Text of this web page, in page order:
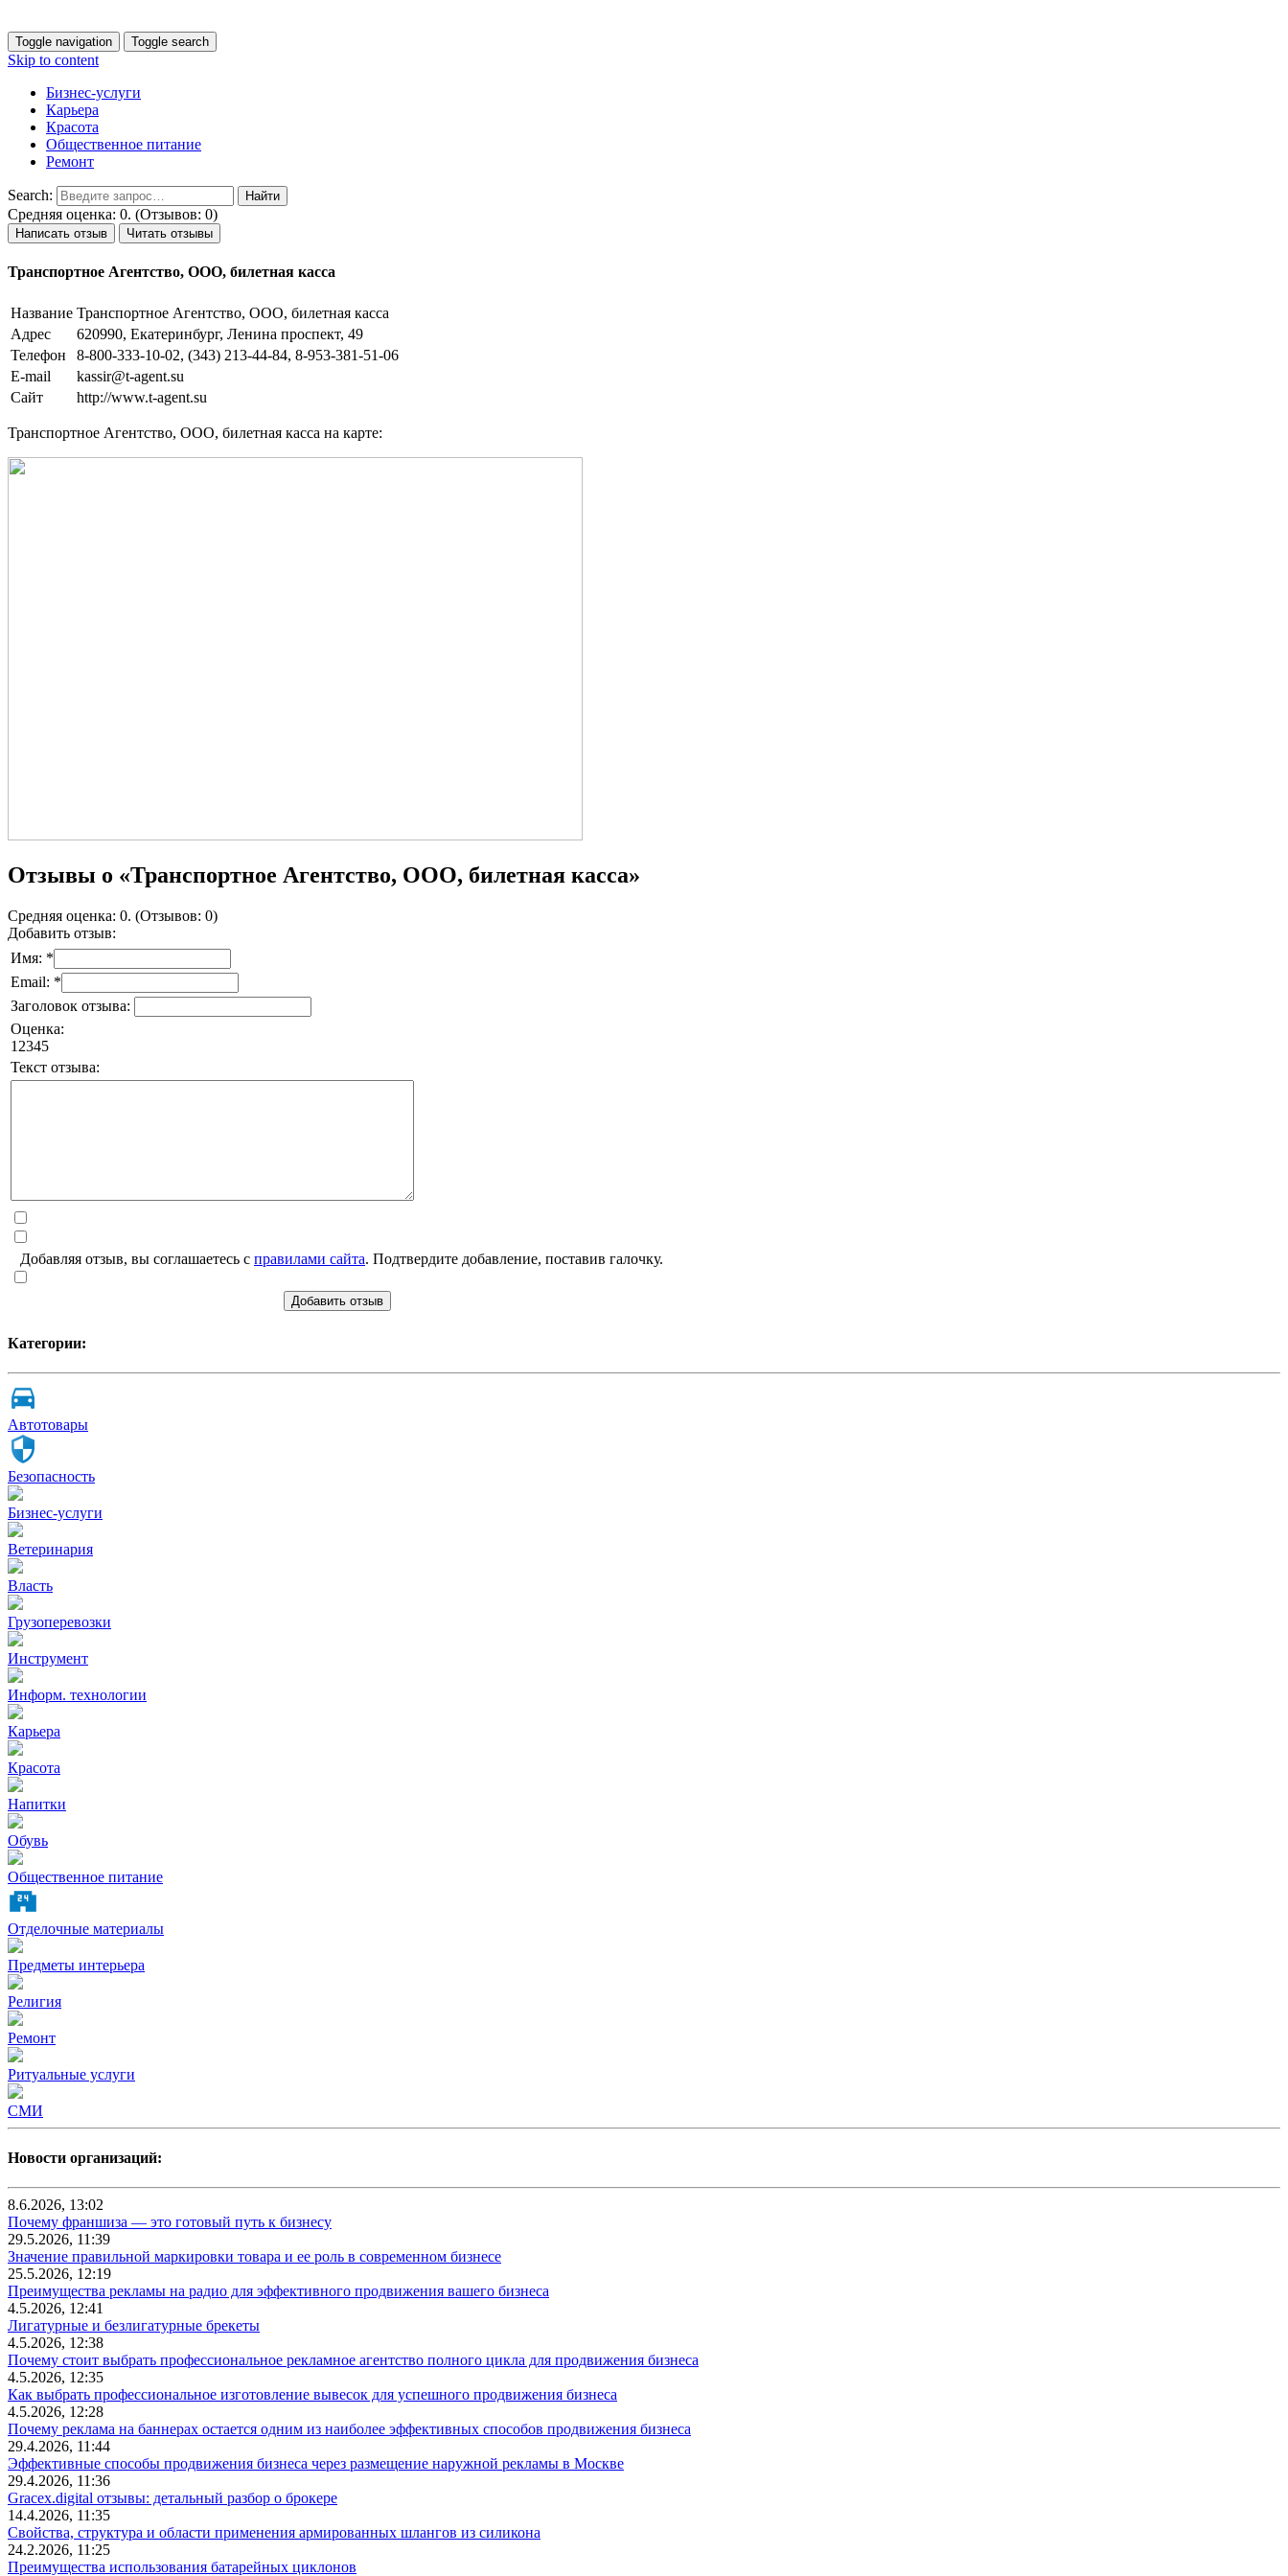
Toggle navigation Toggle search
Skip to content
Бизнес-услуги
Карьера
Красота
Общественное питание
Ремонт
Search:
Средняя оценка: 0. (Отзывов: 0)
Написать отзыв Читать отзывы
Транспортное Агентство, ООО, билетная касса
Название Транспортное Агентство, ООО, билетная касса
Адрес
620990, Екатеринбург, Ленина проспект, 49
Телефон
8-800-333-10-02, (343) 213-44-84, 8-953-381-51-06
E-mail
kassir@t-agent.su
Сайт
http://www.t-agent.su
Транспортное Агентство, ООО, билетная касса на карте:
Отзывы о «Транспортное Агентство, ООО, билетная касса»
Средняя оценка: 0. (Отзывов: 0)
Добавить отзыв:
Имя: *
Email: *
Заголовок отзыва:
Оценка:
1 2345
Текст отзыва:
Добавляя отзыв, вы соглашаетесь с правилами сайта. Подтвердите добавление, поставив галочку.
Добавить отзыв
Категории:
Автотовары
Безопасность
Бизнес-услуги
Ветеринария
Власть
Грузоперевозки
Инструмент
Информ. технологии
Карьера
Красота
Напитки
Обувь
Общественное питание
Отделочные материалы
Предметы интерьера
Религия
Ремонт
Ритуальные услуги
СМИ
Новости организаций:
8.6.2026, 13:02
Почему франшиза — это готовый путь к бизнесу
29.5.2026, 11:39
Значение правильной маркировки товара и ее роль в современном бизнесе
25.5.2026, 12:19
Преимущества рекламы на радио для эффективного продвижения вашего бизнеса
4.5.2026, 12:41
Лигатурные и безлигатурные брекеты
4.5.2026, 12:38
Почему стоит выбрать профессиональное рекламное агентство полного цикла для продвижения бизнеса
4.5.2026, 12:35
Как выбрать профессиональное изготовление вывесок для успешного продвижения бизнеса
4.5.2026, 12:28
Почему реклама на баннерах остается одним из наиболее эффективных способов продвижения бизнеса
29.4.2026, 11:44
Эффективные способы продвижения бизнеса через размещение наружной рекламы в Москве
29.4.2026, 11:36
Gracex.digital отзывы: детальный разбор о брокере
14.4.2026, 11:35
Свойства, структура и области применения армированных шлангов из силикона
24.2.2026, 11:25
Преимущества использования батарейных циклонов